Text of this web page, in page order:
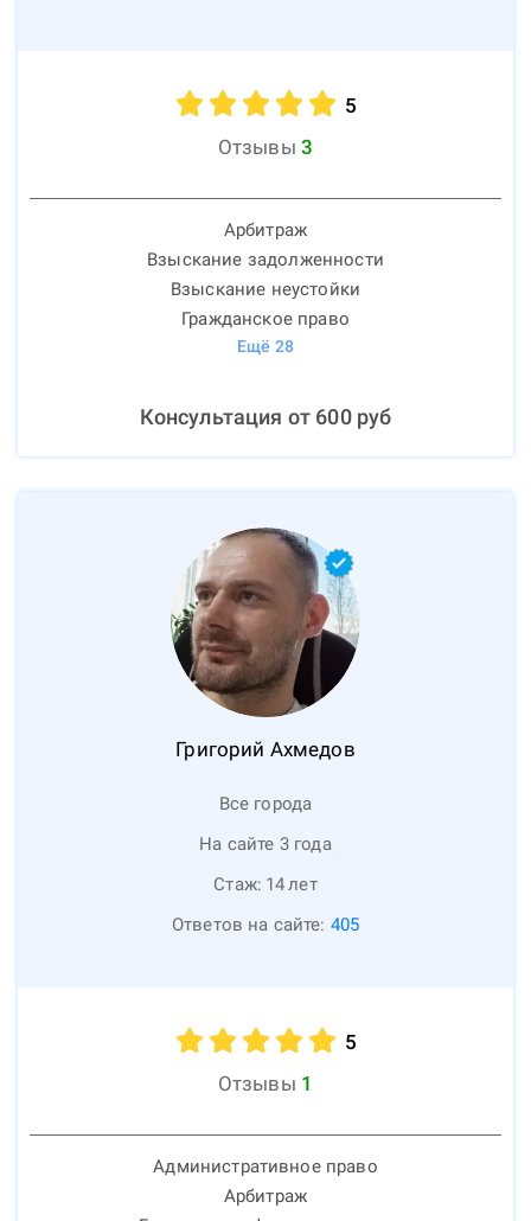
5
Отзывы 3
Арбитраж
Взыскание задолженности
Взыскание неустойки
Гражданское право
Ещё 28
Консультация от 600руб
Григорий Ахмедов
Все города
На сайте 3 года
Стаж: 14лет
Ответов на сайте: 405
5
Отзывы 1
Административное право
Арбитраж